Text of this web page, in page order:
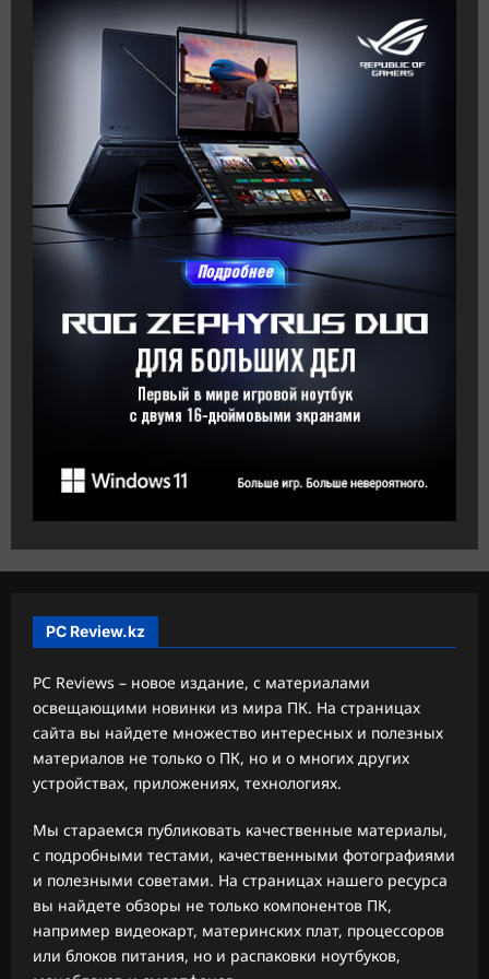
PC Review.kz
PC Reviews – новое издание, с материалами
освещающими новинки из мира ПК. На страницах
сайта вы найдете множество интересных и полезных
материалов не только о ПК, но и о многих других
устройствах, приложениях, технологиях.
Мы стараемся публиковать качественные материалы,
с подробными тестами, качественными фотографиями
и полезными советами. На страницах нашего ресурса
вы найдете обзоры не только компонентов ПК,
например видеокарт, материнских плат, процессоров
или блоков питания, но и распаковки ноутбуков,